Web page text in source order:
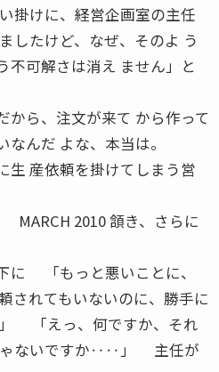
けに、経営企画室の主任
したけど、なぜ、そのよ う
不可解さは消え ません」と
ら、注文が来て から作って
んだ よな、本当は。
生 産依頼を掛けてしまう営
2010 頷き、さらに
に 「もっと悪いことに、
されてもいないのに、勝手に
「えっ、何ですか、それ
ないですか‥‥」 主任が